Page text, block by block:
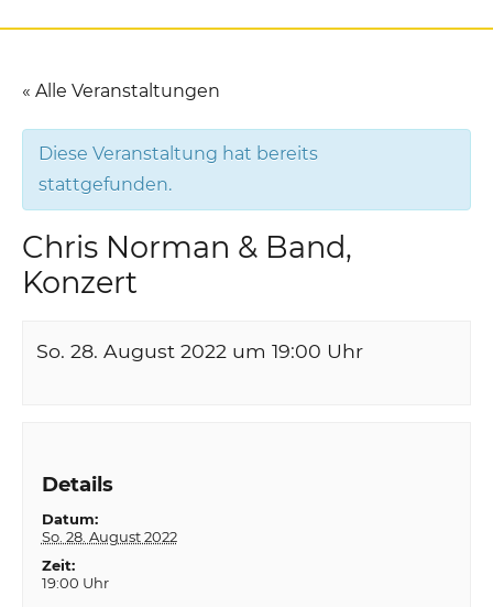
« Alle Veranstaltungen
Diese Veranstaltung hat bereits
stattgefunden.
Chris Norman & Band,
Konzert
So. 28. August 2022 um 19:00 Uhr
Details
Datum:
So. 28. August 2022
Zeit:
19:00 Uhr